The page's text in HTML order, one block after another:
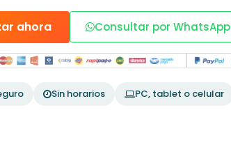
ahora Consultar por WhatsApp
Sin horarios PC, tablet o celular